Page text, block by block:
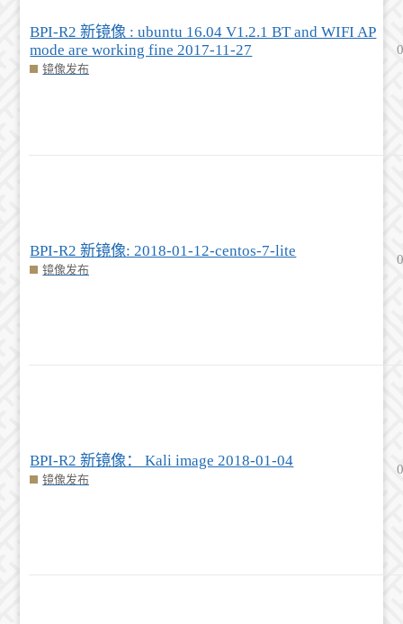
BPI-R2 新镜像 : ubuntu 16.04 V1.2.1 BT and WIFI AP
mode are working fine 2017-11-27
镜像发布
0
BPI-R2 新镜像: 2018-01-12-centos-7-lite
镜像发布
0
BPI-R2 新镜像： Kali image 2018-01-04
镜像发布
0